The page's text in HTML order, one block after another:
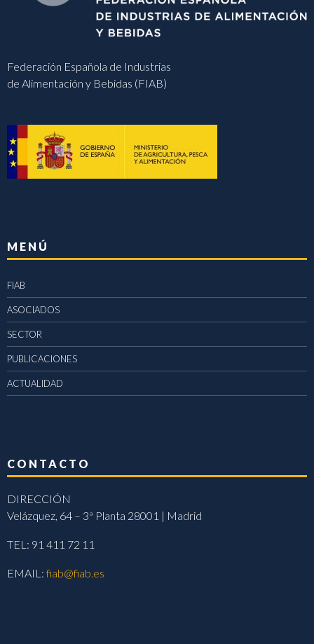
Federación Española de Industrias
de Alimentación y Bebidas (FIAB)
MENÚ
FIAB
ASOCIADOS
SECTOR
PUBLICACIONES
ACTUALIDAD
CONTACTO
DIRECCIÓN
Velázquez, 64 – 3ª Planta 28001 | Madrid
TEL: 91 411 72 11
EMAIL:fiab@fiab.es